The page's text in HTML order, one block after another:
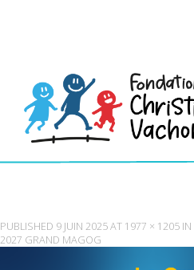
PUBLISHED 9 JUIN 2025AT 1977 × 1205 IN
2027 GRAND MAGOG